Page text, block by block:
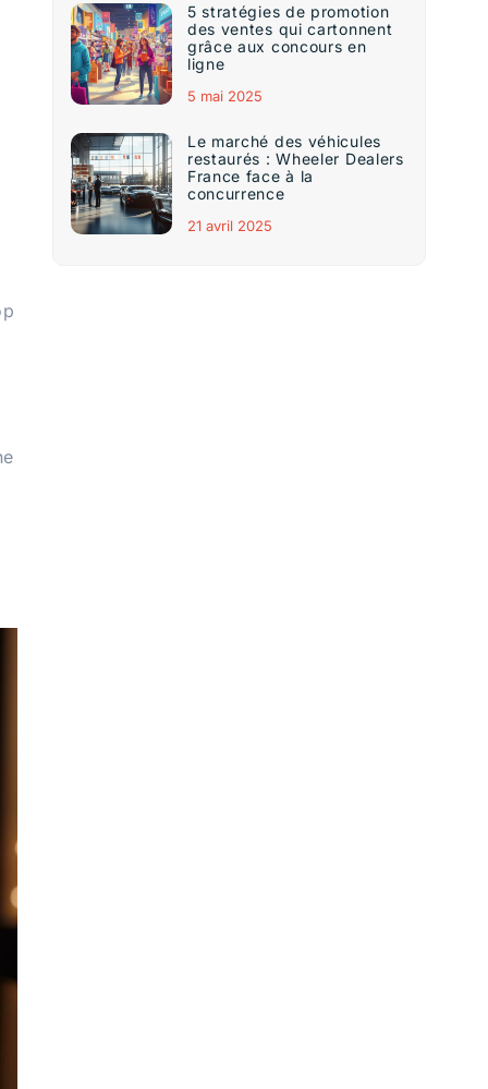
5 stratégies de promotion
des ventes qui cartonnent
grâce aux concours en
ligne
5 mai 2025
Le marché des véhicules
restaurés : Wheeler Dealers
France face à la
concurrence
21 avril 2025